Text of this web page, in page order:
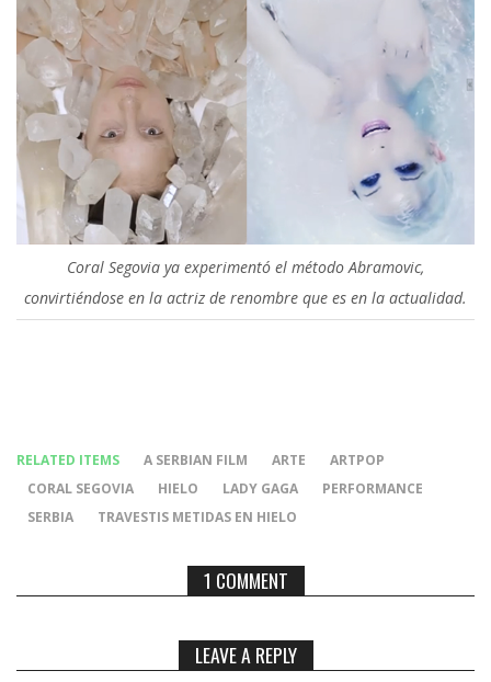
Coral Segovia ya experimentó el método Abramovic,
convirtiéndose en la actriz de renombre que es en la actualidad.
RELATED ITEMS A SERBIAN FILM ARTE
ARTPOP
CORAL SEGOVIA
HIELO LADY GAGA
PERFORMANCE
SERBIA
TRAVESTIS METIDAS EN HIELO
1 COMMENT
LEAVE A REPLY